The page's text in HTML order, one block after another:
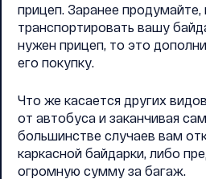
прицеп. Заранее продумайте,
транспортировать вашу
нужен прицеп, то это
его покупку.
Что же касается других
от автобуса и заканчивая
большинстве случаев вам
каркасной байдарки, либо
огромную сумму за багаж.